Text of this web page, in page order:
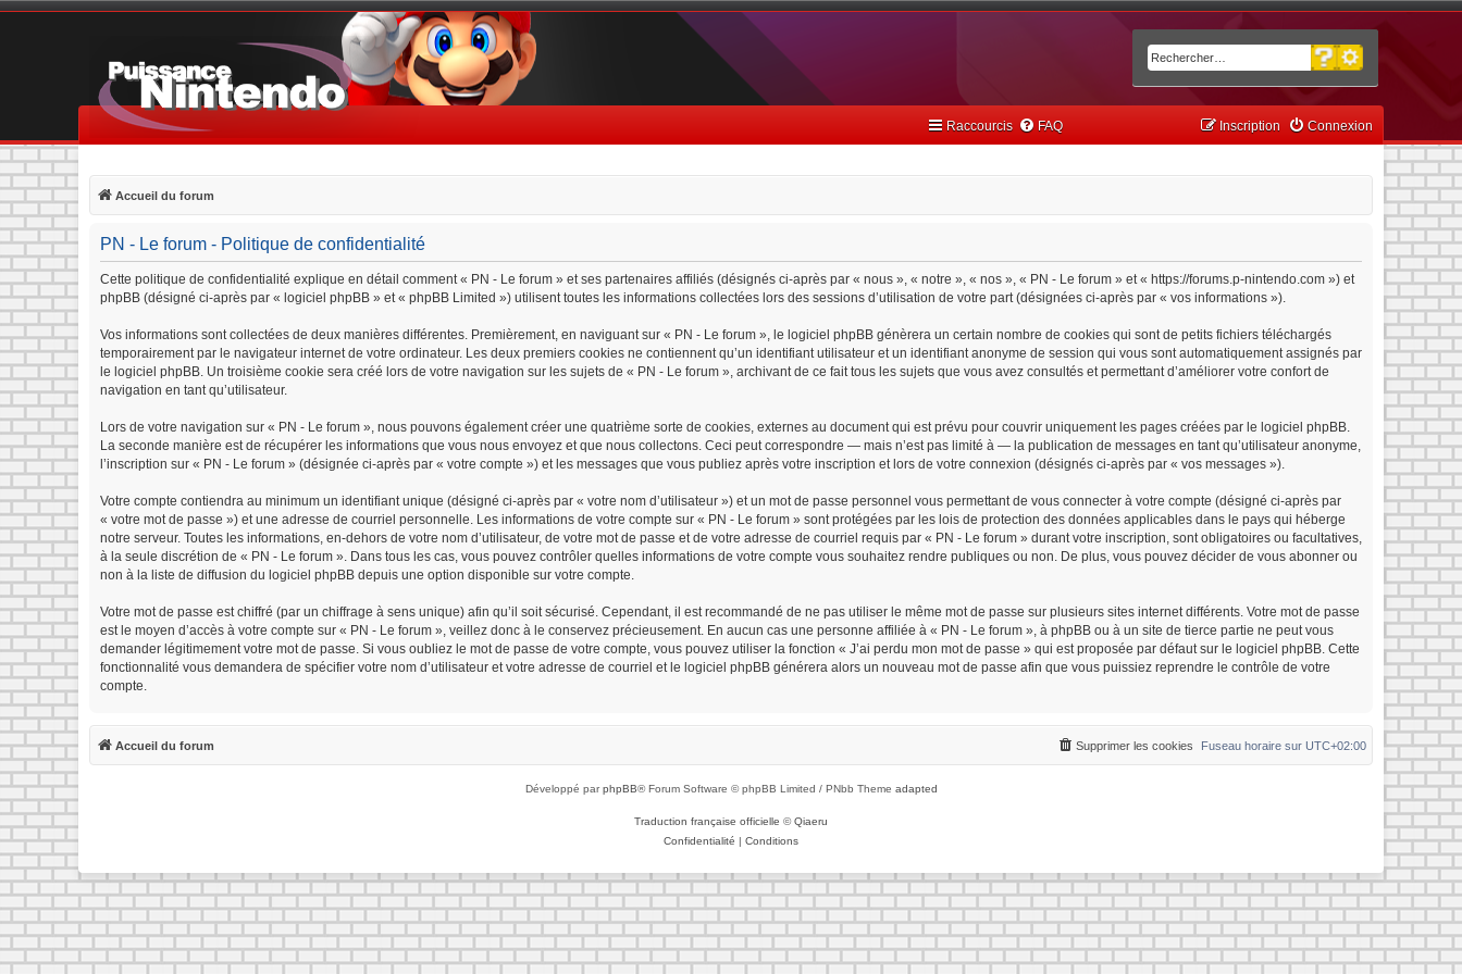
Rechercher
Recherche avancée
Raccourcis FAQ Connexion
Inscription
Accueil du forum
PN - Le forum - Politique de confidentialité
Cette politique de confidentialité explique en détail comment « PN - Le forum » et ses partenaires affiliés (désignés ci-après par « nous », « notre », « nos », « PN - Le forum » et « https://forums.p-nintendo.com ») et
phpBB (désigné ci-après par « logiciel phpBB » et « phpBB Limited ») utilisent toutes les informations collectées lors des sessions d’utilisation de votre part (désignées ci-après par « vos informations »).
Vos informations sont collectées de deux manières différentes. Premièrement, en naviguant sur « PN - Le forum », le logiciel phpBB génèrera un certain nombre de cookies qui sont de petits fichiers téléchargés
temporairement par le navigateur internet de votre ordinateur. Les deux premiers cookies ne contiennent qu’un identifiant utilisateur et un identifiant anonyme de session qui vous sont automatiquement assignés par
le logiciel phpBB. Un troisième cookie sera créé lors de votre navigation sur les sujets de « PN - Le forum », archivant de ce fait tous les sujets que vous avez consultés et permettant d’améliorer votre confort de
navigation en tant qu’utilisateur.
Lors de votre navigation sur « PN - Le forum », nous pouvons également créer une quatrième sorte de cookies, externes au document qui est prévu pour couvrir uniquement les pages créées par le logiciel phpBB.
La seconde manière est de récupérer les informations que vous nous envoyez et que nous collectons. Ceci peut correspondre — mais n’est pas limité à — la publication de messages en tant qu’utilisateur anonyme,
l’inscription sur « PN - Le forum » (désignée ci-après par « votre compte ») et les messages que vous publiez après votre inscription et lors de votre connexion (désignés ci-après par « vos messages »).
Votre compte contiendra au minimum un identifiant unique (désigné ci-après par « votre nom d’utilisateur ») et un mot de passe personnel vous permettant de vous connecter à votre compte (désigné ci-après par
« votre mot de passe ») et une adresse de courriel personnelle. Les informations de votre compte sur « PN - Le forum » sont protégées par les lois de protection des données applicables dans le pays qui héberge
notre serveur. Toutes les informations, en-dehors de votre nom d’utilisateur, de votre mot de passe et de votre adresse de courriel requis par « PN - Le forum » durant votre inscription, sont obligatoires ou facultatives,
à la seule discrétion de « PN - Le forum ». Dans tous les cas, vous pouvez contrôler quelles informations de votre compte vous souhaitez rendre publiques ou non. De plus, vous pouvez décider de vous abonner ou
non à la liste de diffusion du logiciel phpBB depuis une option disponible sur votre compte.
Votre mot de passe est chiffré (par un chiffrage à sens unique) afin qu’il soit sécurisé. Cependant, il est recommandé de ne pas utiliser le même mot de passe sur plusieurs sites internet différents. Votre mot de passe
est le moyen d’accès à votre compte sur « PN - Le forum », veillez donc à le conservez précieusement. En aucun cas une personne affiliée à « PN - Le forum », à phpBB ou à un site de tierce partie ne peut vous
demander légitimement votre mot de passe. Si vous oubliez le mot de passe de votre compte, vous pouvez utiliser la fonction « J’ai perdu mon mot de passe » qui est proposée par défaut sur le logiciel phpBB. Cette
fonctionnalité vous demandera de spécifier votre nom d’utilisateur et votre adresse de courriel et le logiciel phpBB générera alors un nouveau mot de passe afin que vous puissiez reprendre le contrôle de votre
compte.
Accueil du forum Fuseau horaire sur UTC+02:00
Supprimer les cookies
Développé parphpBB® Forum Software © phpBB Limited / PNbb Theme adapted
Traduction française officielle ©Qiaeru
Confidentialité | Conditions